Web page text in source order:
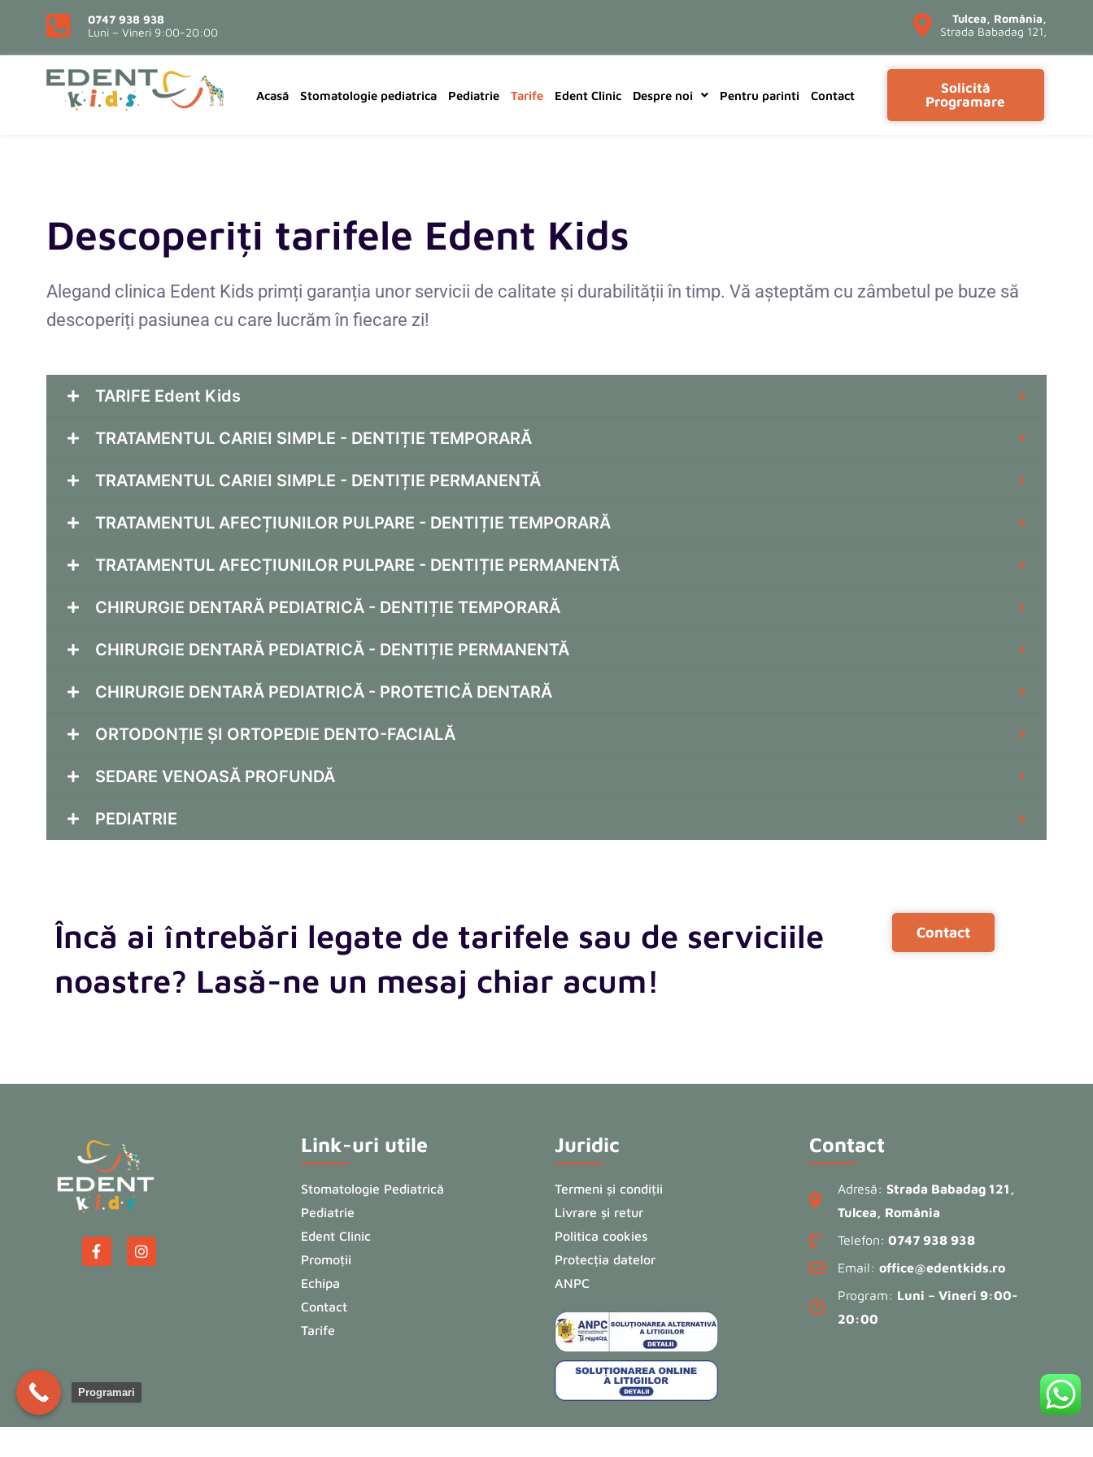
0747 938 938
Luni – Vineri 9:00-20:00
Tulcea, România,
Strada Babadag 121,
Acasă Stomatologie pediatrica Pediatrie Tarife Edent Clinic Despre noi Pentru parinti Contact
Solicită
Programare
Descoperiți tarifele Edent Kids
Alegand clinica Edent Kids primți garanția unor servicii de calitate și durabilității în timp. Vă așteptăm cu zâmbetul pe buze să
descoperiți pasiunea cu care lucrăm în fiecare zi!
TARIFE Edent Kids​​
TRATAMENTUL CARIEI SIMPLE - DENTIȚIE TEMPORARĂ​
TRATAMENTUL CARIEI SIMPLE - DENTIȚIE PERMANENTĂ
TRATAMENTUL AFECȚIUNILOR PULPARE - DENTIȚIE TEMPORARĂ
TRATAMENTUL AFECȚIUNILOR PULPARE - DENTIȚIE PERMANENTĂ
CHIRURGIE DENTARĂ PEDIATRICĂ - DENTIȚIE TEMPORARĂ
CHIRURGIE DENTARĂ PEDIATRICĂ - DENTIȚIE PERMANENTĂ
CHIRURGIE DENTARĂ PEDIATRICĂ - PROTETICĂ DENTARĂ
ORTODONȚIE ȘI ORTOPEDIE DENTO-FACIALĂ
SEDARE VENOASĂ PROFUNDĂ
PEDIATRIE
Încă ai întrebări legate de tarifele sau de serviciile
noastre? Lasă-ne un mesaj chiar acum!
Contact
Link-uri utile
Stomatologie Pediatrică
Pediatrie
Edent Clinic
Promoții
Echipa
Contact
Tarife
Juridic
Termeni și condiții
Livrare și retur
Politica cookies
Protecția datelor
ANPC
Contact
Adresă: Strada Babadag 121,
Tulcea, România
Telefon: 0747 938 938
Email: office@edentkids.ro
Program: Luni – Vineri 9:00-
20:00
Programari